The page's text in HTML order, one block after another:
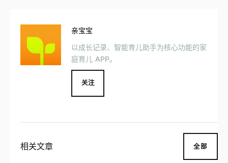
亲宝宝
以成长记录、智能育儿助手为核心功能的家
庭育儿 APP。
关注
相关文章 全部